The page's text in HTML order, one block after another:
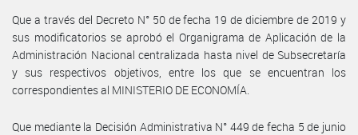
Que a través del Decreto N° 50 de fecha 19 de diciembre de 2019 y
sus modificatorios se aprobó el Organigrama de Aplicación de la
Administración Nacional centralizada hasta nivel de Subsecretaría
y sus respectivos objetivos, entre los que se encuentran los
correspondientes al MINISTERIO DE ECONOMÍA.
Que mediante la Decisión Administrativa N° 449 de fecha 5 de junio